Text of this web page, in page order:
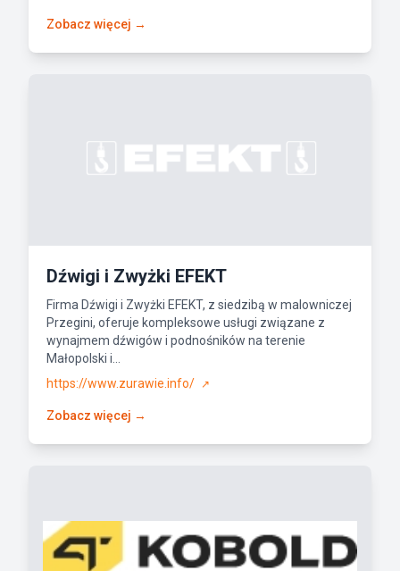
Zobacz więcej →
Dźwigi i Zwyżki EFEKT
Firma Dźwigi i Zwyżki EFEKT, z siedzibą w malowniczej
Przegini, oferuje kompleksowe usługi związane z
wynajmem dźwigów i podnośników na terenie
Małopolski i...
https://www.zurawie.info/
↗
Zobacz więcej →